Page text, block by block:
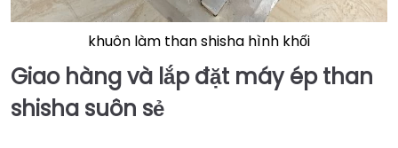
khuôn làm than shisha hình khối
Giao hàng và lắp đặt máy ép than
shisha suôn sẻ